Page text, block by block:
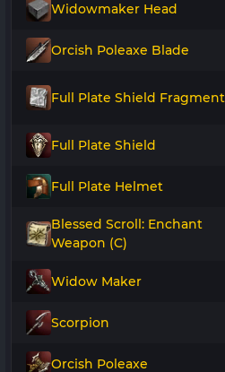
Widowmaker Head
Orcish Poleaxe Blade
Full Plate Shield Fragment
Full Plate Shield
Full Plate Helmet
Blessed Scroll: Enchant
Weapon (C)
Widow Maker
Scorpion
Orcish Poleaxe